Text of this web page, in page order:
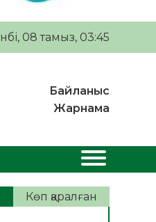
08 тамыз, 03:45
Байланыс
Жарнама
Көп қаралған